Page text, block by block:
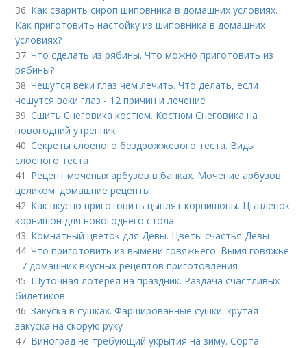
36. Как сварить сироп шиповника в домашних условиях.
Как приготовить настойку из шиповника в домашних
условиях?
37.Что сделать из рябины. Что можно приготовить из
рябины?
38.Чешутся веки глаз чем лечить. Что делать, если
чешутся веки глаз - 12 причин и лечение
39.Сшить Снеговика костюм. Костюм Снеговика на
новогодний утренник
40.Секреты слоеного бездрожжевого теста. Виды
слоеного теста
41. Рецепт моченых арбузов в банках. Мочение арбузов
целиком: домашние рецепты
42. Как вкусно приготовить цыплят корнишоны. Цыпленок
корнишон для новогоднего стола
43. Комнатный цветок для Девы. Цветы счастья Девы
44.Что приготовить из вымени говяжьего. Вымя говяжье
- 7 домашних вкусных рецептов приготовления
45. Шуточная лотерея на праздник. Раздача счастливых
билетиков
46.Закуска в сушках. Фаршированные сушки: крутая
закуска на скорую руку
47. Виноград не требующий укрытия на зиму. Сорта